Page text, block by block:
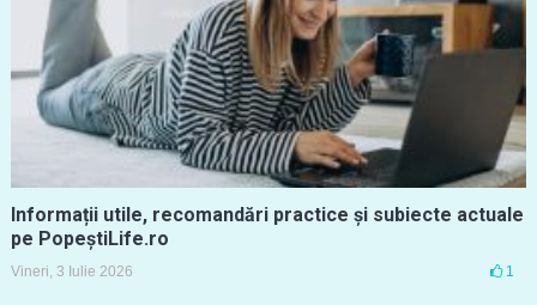
Informații utile, recomandări practice și subiecte actuale
pe PopeștiLife.ro
Vineri, 3 Iulie 2026 1